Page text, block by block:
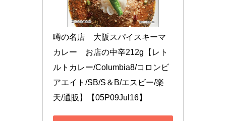
噂の名店　大阪スパイスキーマ
カレー　お店の中辛212g【レト
ルトカレー/Columbia8/コロンビ
アエイト/SB/S＆B/エスビー/楽
天/通販】【05P09Jul16】